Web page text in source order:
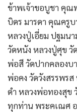
ข้าพเจ้าขอบูชา คุ
บิดร มารดา คุณครู
หลวงปู่เอี่ยม ปฐมน
วัดหนัง หลวงปู่ศุข วั
พ่อสี วัดปากคลองบ
พ่อคง วัดวังสรรพร
ดำ หลวงพ่อทองสุข
ทุกท่าน พระคเณศ อ